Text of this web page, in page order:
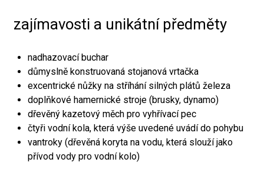
zajímavosti a unikátní předměty
nadhazovací buchar
důmyslně konstruovaná stojanová vrtačka
excentrické nůžky na stříhání silných plátů železa
doplňkové hamernické stroje (brusky, dynamo)
dřevěný kazetový měch pro vyhřívací pec
čtyři vodní kola, která výše uvedené uvádí do pohybu
vantroky (dřevěná koryta na vodu, která slouží jako
přívod vody pro vodní kolo)